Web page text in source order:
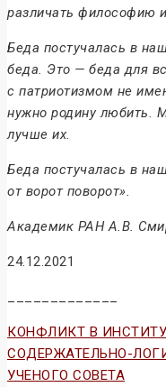
различать философию
Беда постучалась в
беда. Это — беда для
с патриотизмом не
нужно родину любить.
лучше их.
Беда постучалась в
от ворот поворот».
Академик РАН А.В.
24.12.2021
КОНФЛИКТ В
СОДЕРЖАТЕЛЬНО-
УЧЕНОГО СОВЕТА